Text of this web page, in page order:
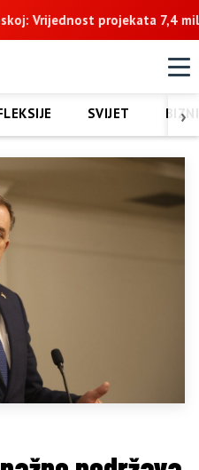
KM u naredne tri godine
›
SVIJET